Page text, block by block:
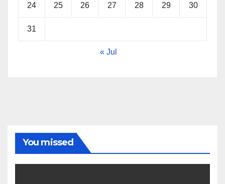
24 25 26 27 28 29 30
31
« Jul
You missed